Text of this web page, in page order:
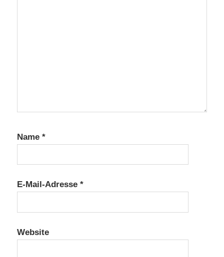
Name *
E-Mail-Adresse *
Website